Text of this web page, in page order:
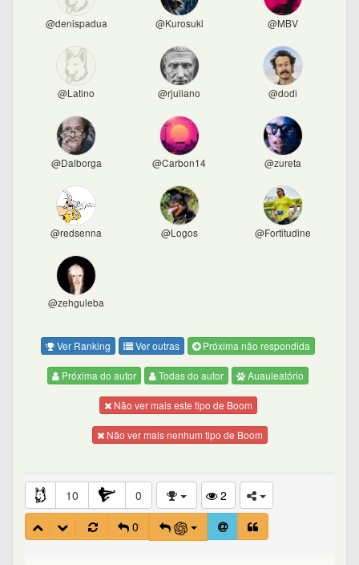
@denispadua @Kurosuki @MBV
@Latino @rjuliano @dodi
@Dalborga @Carbon14 @zureta
@redsenna @Logos @Fortitudine
@zehguleba
Ver Ranking Ver outras Próxima não respondida
Próxima do autor Todas do autor Auauleatório
Não ver mais este tipo de Boom
Não ver mais nenhum tipo de Boom
10 0
2
0